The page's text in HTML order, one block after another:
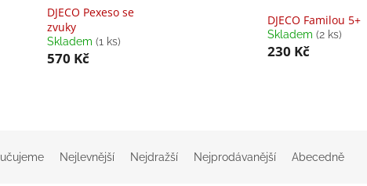
DJECO Pexeso se
zvuky
Skladem (1 ks)
570 Kč
DJECO Familou 5+
Skladem (2 ks)
230 Kč
Nejlevnější Nejdražší Nejprodávanější Abecedně